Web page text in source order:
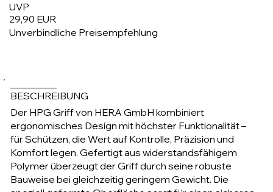
UVP
29,90 EUR
Unverbindliche Preisempfehlung
BESCHREIBUNG
Der HPG Griff von HERA GmbH kombiniert
ergonomisches Design mit höchster Funktionalität –
für Schützen, die Wert auf Kontrolle, Präzision und
Komfort legen. Gefertigt aus widerstandsfähigem
Polymer überzeugt der Griff durch seine robuste
Bauweise bei gleichzeitig geringem Gewicht. Die